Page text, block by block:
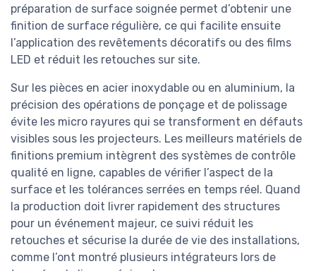
préparation de surface soignée permet d’obtenir une
finition de surface régulière, ce qui facilite ensuite
l’application des revêtements décoratifs ou des films
LED et réduit les retouches sur site.
Sur les pièces en acier inoxydable ou en aluminium, la
précision des opérations de ponçage et de polissage
évite les micro rayures qui se transforment en défauts
visibles sous les projecteurs. Les meilleurs matériels de
finitions premium intègrent des systèmes de contrôle
qualité en ligne, capables de vérifier l’aspect de la
surface et les tolérances serrées en temps réel. Quand
la production doit livrer rapidement des structures
pour un événement majeur, ce suivi réduit les
retouches et sécurise la durée de vie des installations,
comme l’ont montré plusieurs intégrateurs lors de